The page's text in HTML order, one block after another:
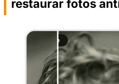
restaurar fotos